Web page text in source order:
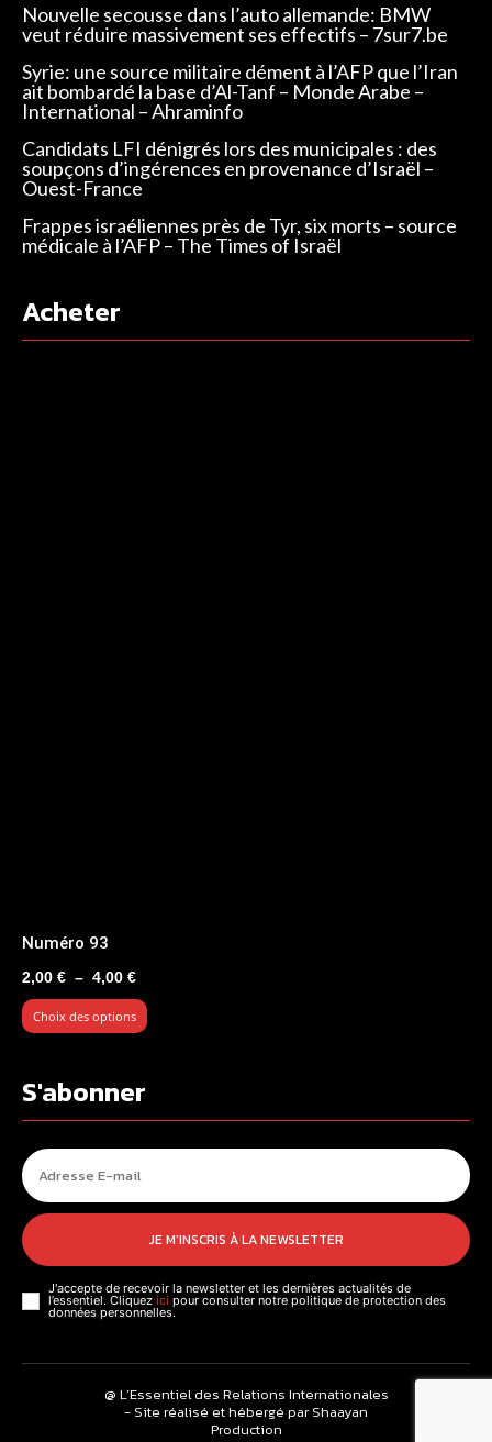
Nouvelle secousse dans l’auto allemande: BMW
veut réduire massivement ses effectifs – 7sur7.be
Syrie: une source militaire dément à l’AFP que l’Iran
ait bombardé la base d’Al-Tanf – Monde Arabe –
International – Ahraminfo
Candidats LFI dénigrés lors des municipales : des
soupçons d’ingérences en provenance d’Israël –
Ouest-France
Frappes israéliennes près de Tyr, six morts – source
médicale à l’AFP – The Times of Israël
Acheter
Numéro 93
2,00 € – 4,00 €Plage
de
prix :
4,00 €
Choix des options
S'abonner
JE M'INSCRIS À LA NEWSLETTER
J'accepte de recevoir la newsletter et les dernières actualités de
l’essentiel. Cliquez ici pour consulter notre politique de protection des
données personnelles.
@ L’Essentiel des Relations Internationales
- Site réalisé et hébergé par Shaayan
Production